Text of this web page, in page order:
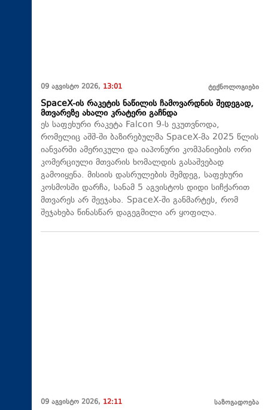
09 აგვისტო 2026, 13:01 ტექნოლოგიები
SpaceX-ის რაკეტის ნაწილის ჩამოვარდნის შედეგად,
მთვარეზე ახალი კრატერი გაჩნდა
ეს საფეხური რაკეტა Falcon 9-ს ეკუთვნოდა,
რომელიც აშშ-ში ბაზირებულმა SpaceX-მა 2025 წლის
იანვარში ამერიკული და იაპონური კომპანიების ორი
კომერციული მთვარის ხომალდის გასაშვებად
გამოიყენა. მისიის დასრულების შემდეგ, საფეხური
კოსმოსში დარჩა, სანამ 5 აგვისტოს დიდი სიჩქარით
მთვარეს არ შეეჯახა.​ SpaceX-ში განმარტეს, რომ
შეჯახება წინასწარ დაგეგმილი არ ყოფილა.
09 აგვისტო 2026, 12:11 საზოგადოება